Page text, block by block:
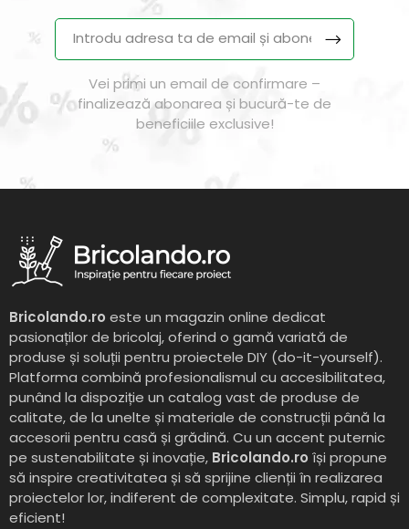
Vei primi un email de confirmare –
finalizează abonarea și bucură-te de
beneficiile exclusive!
Bricolando.ro este un magazin online dedicat
pasionaților de bricolaj, oferind o gamă variată de
produse și soluții pentru proiectele DIY (do-it-yourself).
Platforma combină profesionalismul cu accesibilitatea,
punând la dispoziție un catalog vast de produse de
calitate, de la unelte și materiale de construcții până la
accesorii pentru casă și grădină. Cu un accent puternic
pe sustenabilitate și inovație, Bricolando.ro își propune
să inspire creativitatea și să sprijine clienții în realizarea
proiectelor lor, indiferent de complexitate. Simplu, rapid și
eficient!